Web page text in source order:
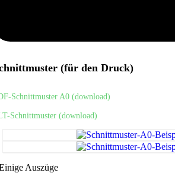
(für den Druck)
Schnittmuster A0 (download)
Schnittmuster (download)
Auszüge